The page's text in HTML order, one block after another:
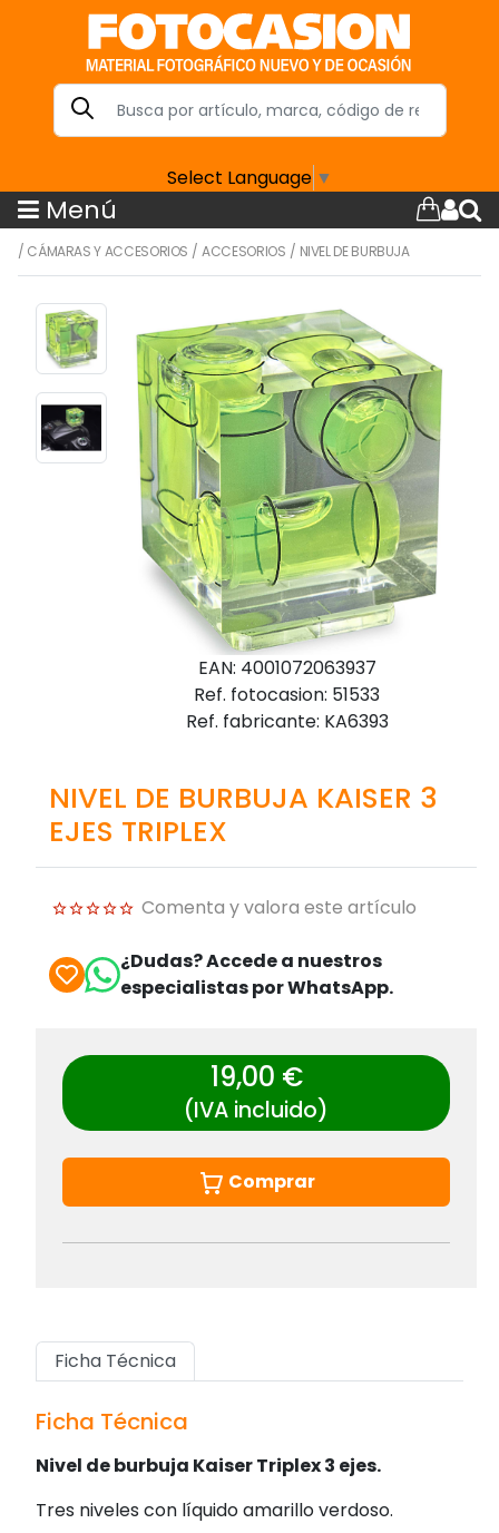
Select Language ▼
Menú
/ CÁMARAS Y ACCESORIOS /ACCESORIOS / NIVEL DE BURBUJA
EAN: 4001072063937
Ref. fotocasion: 51533
Ref. fabricante: KA6393
NIVEL DE BURBUJA KAISER 3
EJES TRIPLEX
Comenta y valora este artículo
¿Dudas? Accede a nuestros
especialistas por WhatsApp.
19,00 €
(IVA incluido)
Comprar
Ficha Técnica
Ficha Técnica
Nivel de burbuja Kaiser Triplex 3 ejes.
Tres niveles con líquido amarillo verdoso.